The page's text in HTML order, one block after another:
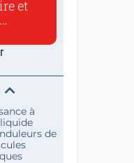
et
à
de